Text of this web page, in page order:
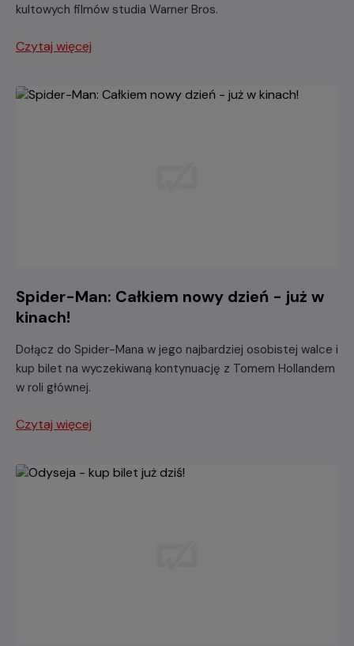
kultowych filmów studia Warner Bros.
Czytaj więcej
Spider-Man: Całkiem nowy dzień - już w
kinach!
Dołącz do Spider-Mana w jego najbardziej osobistej walce i
kup bilet na wyczekiwaną kontynuację z Tomem Hollandem
w roli głównej.
Czytaj więcej